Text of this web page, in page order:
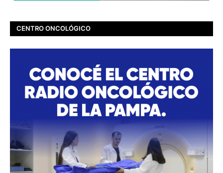
CENTRO ONCOLÓGICO